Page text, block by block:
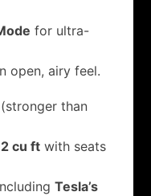
for ultra-
open, airy feel.
(stronger than
cu ft with seats
Tesla’s